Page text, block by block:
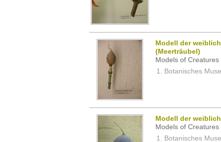
Modell der
(Meerträubel)
Models of
Botanisches
Modell der
Models of
Botanisches